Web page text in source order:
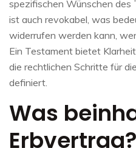
spezifischen Wünschen des
ist auch revokabel, was
widerrufen werden kann,
Ein Testament bietet
die rechtlichen Schritte für
definiert.
Was
Erbvertrag?